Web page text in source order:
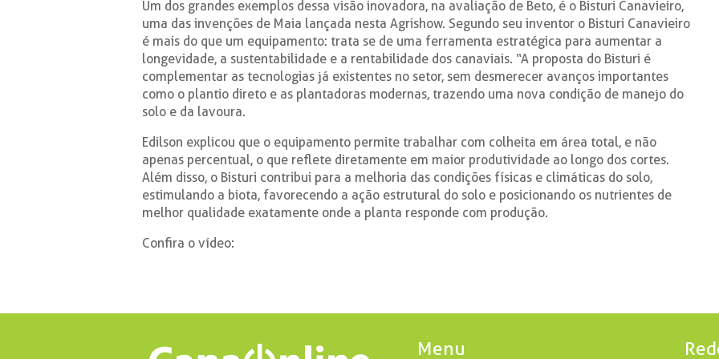
Um dos grandes exemplos dessa visão inovadora, na avaliação de Beto, é o Bisturi Canavieiro,
uma das invenções de Maia lançada nesta Agrishow. Segundo seu inventor o Bisturi Canavieiro
é mais do que um equipamento: trata se de uma ferramenta estratégica para aumentar a
longevidade, a sustentabilidade e a rentabilidade dos canaviais. “A proposta do Bisturi é
complementar as tecnologias já existentes no setor, sem desmerecer avanços importantes
como o plantio direto e as plantadoras modernas, trazendo uma nova condição de manejo do
solo e da lavoura.
Edilson explicou que o equipamento permite trabalhar com colheita em área total, e não
apenas percentual, o que reflete diretamente em maior produtividade ao longo dos cortes.
Além disso, o Bisturi contribui para a melhoria das condições físicas e climáticas do solo,
estimulando a biota, favorecendo a ação estrutural do solo e posicionando os nutrientes de
melhor qualidade exatamente onde a planta responde com produção.
Confira o vídeo:
Menu